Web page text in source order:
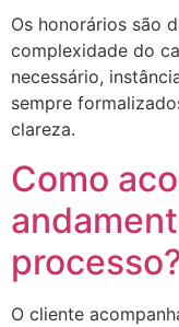
Os honorários são
complexidade do
necessário,
sempre
clareza.
Como
O cliente